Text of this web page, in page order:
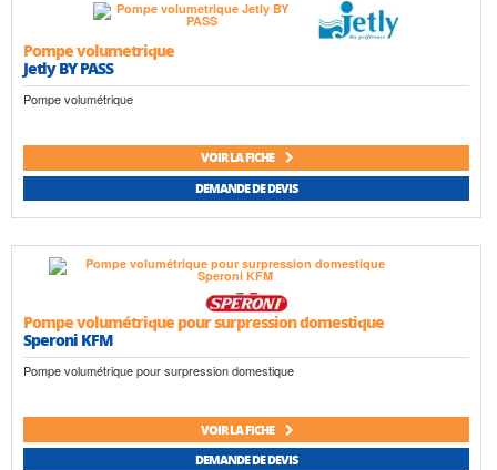
Pompe volumetrique
Jetly BY PASS
Pompe volumétrique
VOIR LA FICHE
DEMANDE DE DEVIS
Pompe volumétrique pour surpression domestique
Speroni KFM
Pompe volumétrique pour surpression domestique
VOIR LA FICHE
DEMANDE DE DEVIS